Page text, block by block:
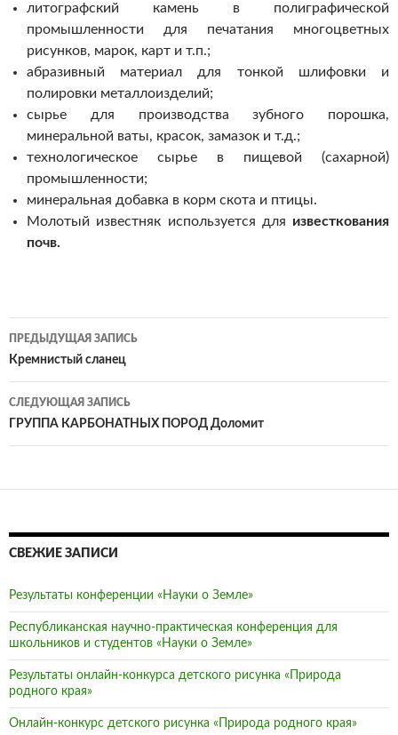
литографский камень в полиграфической
промышленности для печатания многоцветных
рисунков, марок, карт и т.п.;
абразивный материал для тонкой шлифовки и
полировки металлоизделий;
сырье для производства зубного порошка,
минеральной ваты, красок, замазок и т.д.;
технологическое сырье в пищевой (сахарной)
промышленности;
минеральная добавка в корм скота и птицы.
Молотый известняк используется для известкования
почв.
Навигация
по
записям
ПРЕДЫДУЩАЯ ЗАПИСЬ
Кремнистый сланец
СЛЕДУЮЩАЯ ЗАПИСЬ
ГРУППА КАРБОНАТНЫХ ПОРОД Доломит
СВЕЖИЕ ЗАПИСИ
Результаты конференции «Науки о Земле»
Республиканская научно-практическая конференция для
школьников и студентов «Науки о Земле»
Результаты онлайн-конкурса детского рисунка «Природа
родного края»
Онлайн-конкурс детского рисунка «Природа родного края»